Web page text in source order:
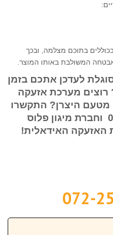
בתוכם מצלמה, ובכך
המשולבת באותו המוצר.
לעדכן אתכם בזמן
רוצים מערכת אזעקה
היצרן? התקשרו
וחברת מיגון פלוס
האידאלית!
072-